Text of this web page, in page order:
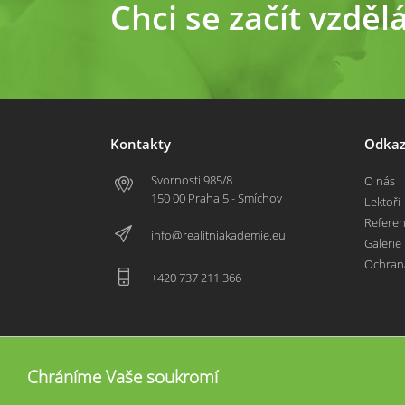
Chci se začít
Kontakty
Svornosti 985/8
150 00 Praha 5 - Smíchov
info@realitniakademie.eu
+420 737 211 366
O nás
Lektoři
Galerie
Chráníme Vaše soukromí